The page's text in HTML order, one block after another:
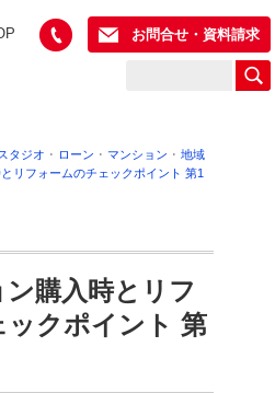
お問合せ・資料請求
タジオ ･ ローン ･ マンション ･ 地域
リフォームのチェックポイント 第1
購入時とリフ
ックポイント 第